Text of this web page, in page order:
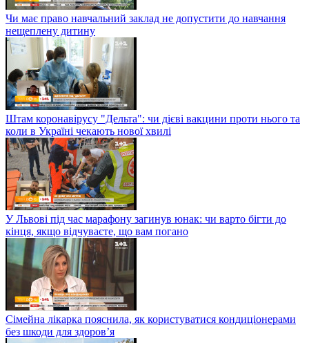
Чи має право навчальний заклад не допустити до навчання
нещеплену дитину
Штам коронавірусу "Дельта": чи дієві вакцини проти нього та
коли в Україні чекають нової хвилі
У Львові під час марафону загинув юнак: чи варто бігти до
кінця, якщо відчуваєте, що вам погано
Сімейна лікарка пояснила, як користуватися кондиціонерами
без шкоди для здоров’я